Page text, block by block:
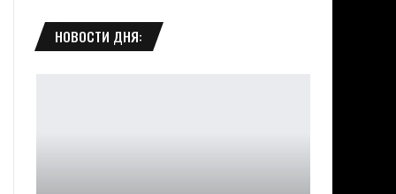
НОВОСТИ ДНЯ: